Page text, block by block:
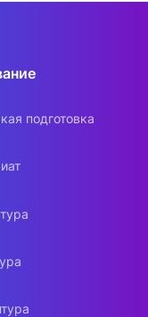
подготовка